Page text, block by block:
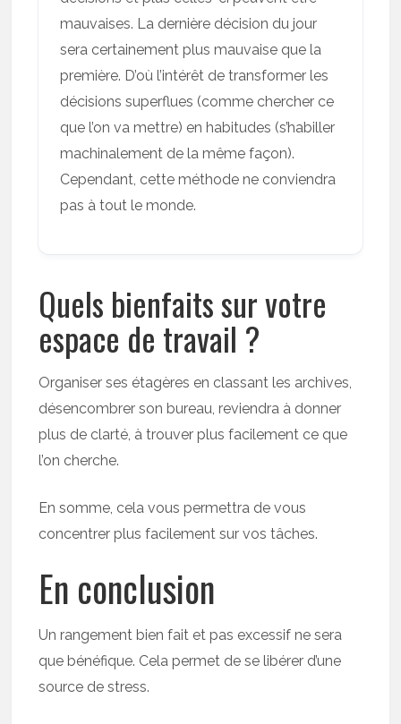
mauvaises. La dernière décision du jour
sera certainement plus mauvaise que la
première. D’où l’intérêt de transformer les
décisions superflues (comme chercher ce
que l’on va mettre) en habitudes (s’habiller
machinalement de la même façon).
Cependant, cette méthode ne conviendra
pas à tout le monde.
Quels bienfaits sur votre
espace de travail ?
Organiser ses étagères en classant les archives,
désencombrer son bureau, reviendra à donner
plus de clarté, à trouver plus facilement ce que
l’on cherche.
En somme, cela vous permettra de vous
concentrer plus facilement sur vos tâches.
En conclusion
Un rangement bien fait et pas excessif ne sera
que bénéfique. Cela permet de se libérer d’une
source de stress.